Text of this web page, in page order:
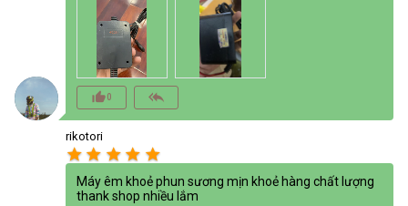
thumb_up_alt0 reply_all
rikotori
star star star star star
Máy êm khoẻ phun sương mịn khoẻ hàng chất lượng
thank shop nhiều lắm